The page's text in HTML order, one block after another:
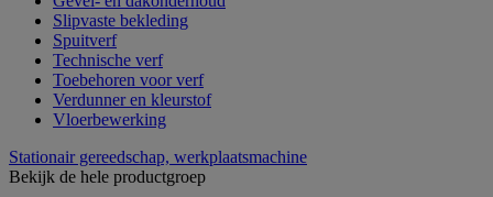
Slipvaste bekleding
Spuitverf
Technische verf
Toebehoren voor verf
Verdunner en kleurstof
Vloerbewerking
Stationair gereedschap, werkplaatsmachine
Bekijk de hele productgroep